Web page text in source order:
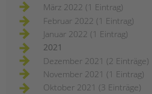
März 2022 (1 Eintrag)
Februar 2022 (1 Eintrag)
Januar 2022 (1 Eintrag)
2021
Dezember 2021 (2 Einträge)
November 2021 (1 Eintrag)
Oktober 2021 (3 Einträge)